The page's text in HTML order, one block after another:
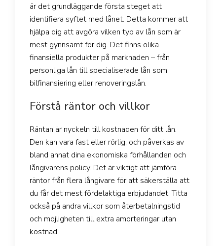
är det grundläggande första steget att
identifiera syftet med lånet. Detta kommer att
hjälpa dig att avgöra vilken typ av lån som är
mest gynnsamt för dig. Det finns olika
finansiella produkter på marknaden – från
personliga lån till specialiserade lån som
bilfinansiering eller renoveringslån.
Förstå räntor och villkor
Räntan är nyckeln till kostnaden för ditt lån.
Den kan vara fast eller rörlig, och påverkas av
bland annat dina ekonomiska förhållanden och
långivarens policy. Det är viktigt att jämföra
räntor från flera långivare för att säkerställa att
du får det mest fördelaktiga erbjudandet. Titta
också på andra villkor som återbetalningstid
och möjligheten till extra amorteringar utan
kostnad.